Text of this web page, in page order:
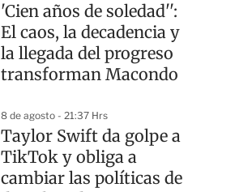
'Cien años de soledad'':
El caos, la decadencia y
la llegada del progreso
transforman Macondo
8 de agosto - 21:37 Hrs
Taylor Swift da golpe a
TikTok y obliga a
cambiar las políticas de